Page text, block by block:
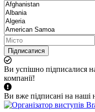
Підписатися
Ви успішно підписалися
компанії!
Ви вже підписані на наші